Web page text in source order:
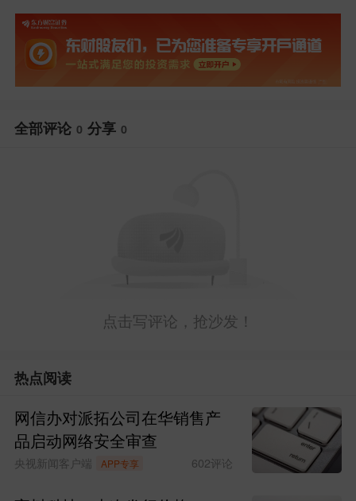
全部评论 0 分享 0
点击写评论，抢沙发！
热点阅读
网信办对派拓公司在华销售产
品启动网络安全审查
央视新闻客户端 APP专享 602评论